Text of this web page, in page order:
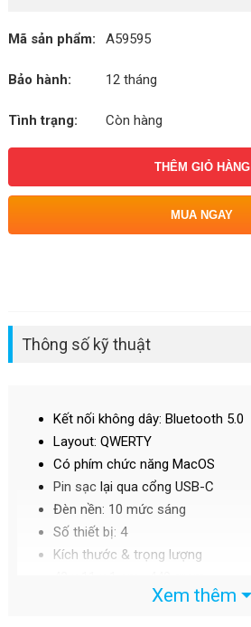
Mã sản phẩm: A59595
Bảo hành: 12 tháng
Tình trạng: Còn hàng
THÊM GIỎ HÀNG
MUA NGAY
Thông số kỹ thuật
Kết nối không dây: Bluetooth 5.0
Layout: QWERTY
Có phím chức năng MacOS
Pin sạclại qua cổng USB-C
Đèn nền: 10 mức sáng
Số thiết bị: 4
Kích thước & trọng lượng
Xem thêm